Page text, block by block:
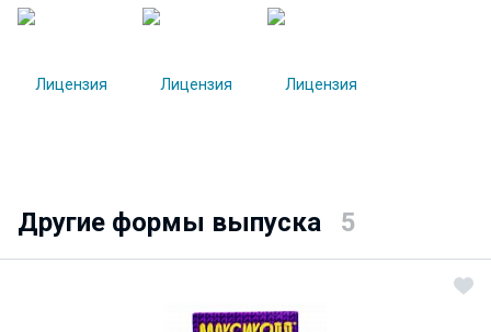
Другие формы выпуска 5